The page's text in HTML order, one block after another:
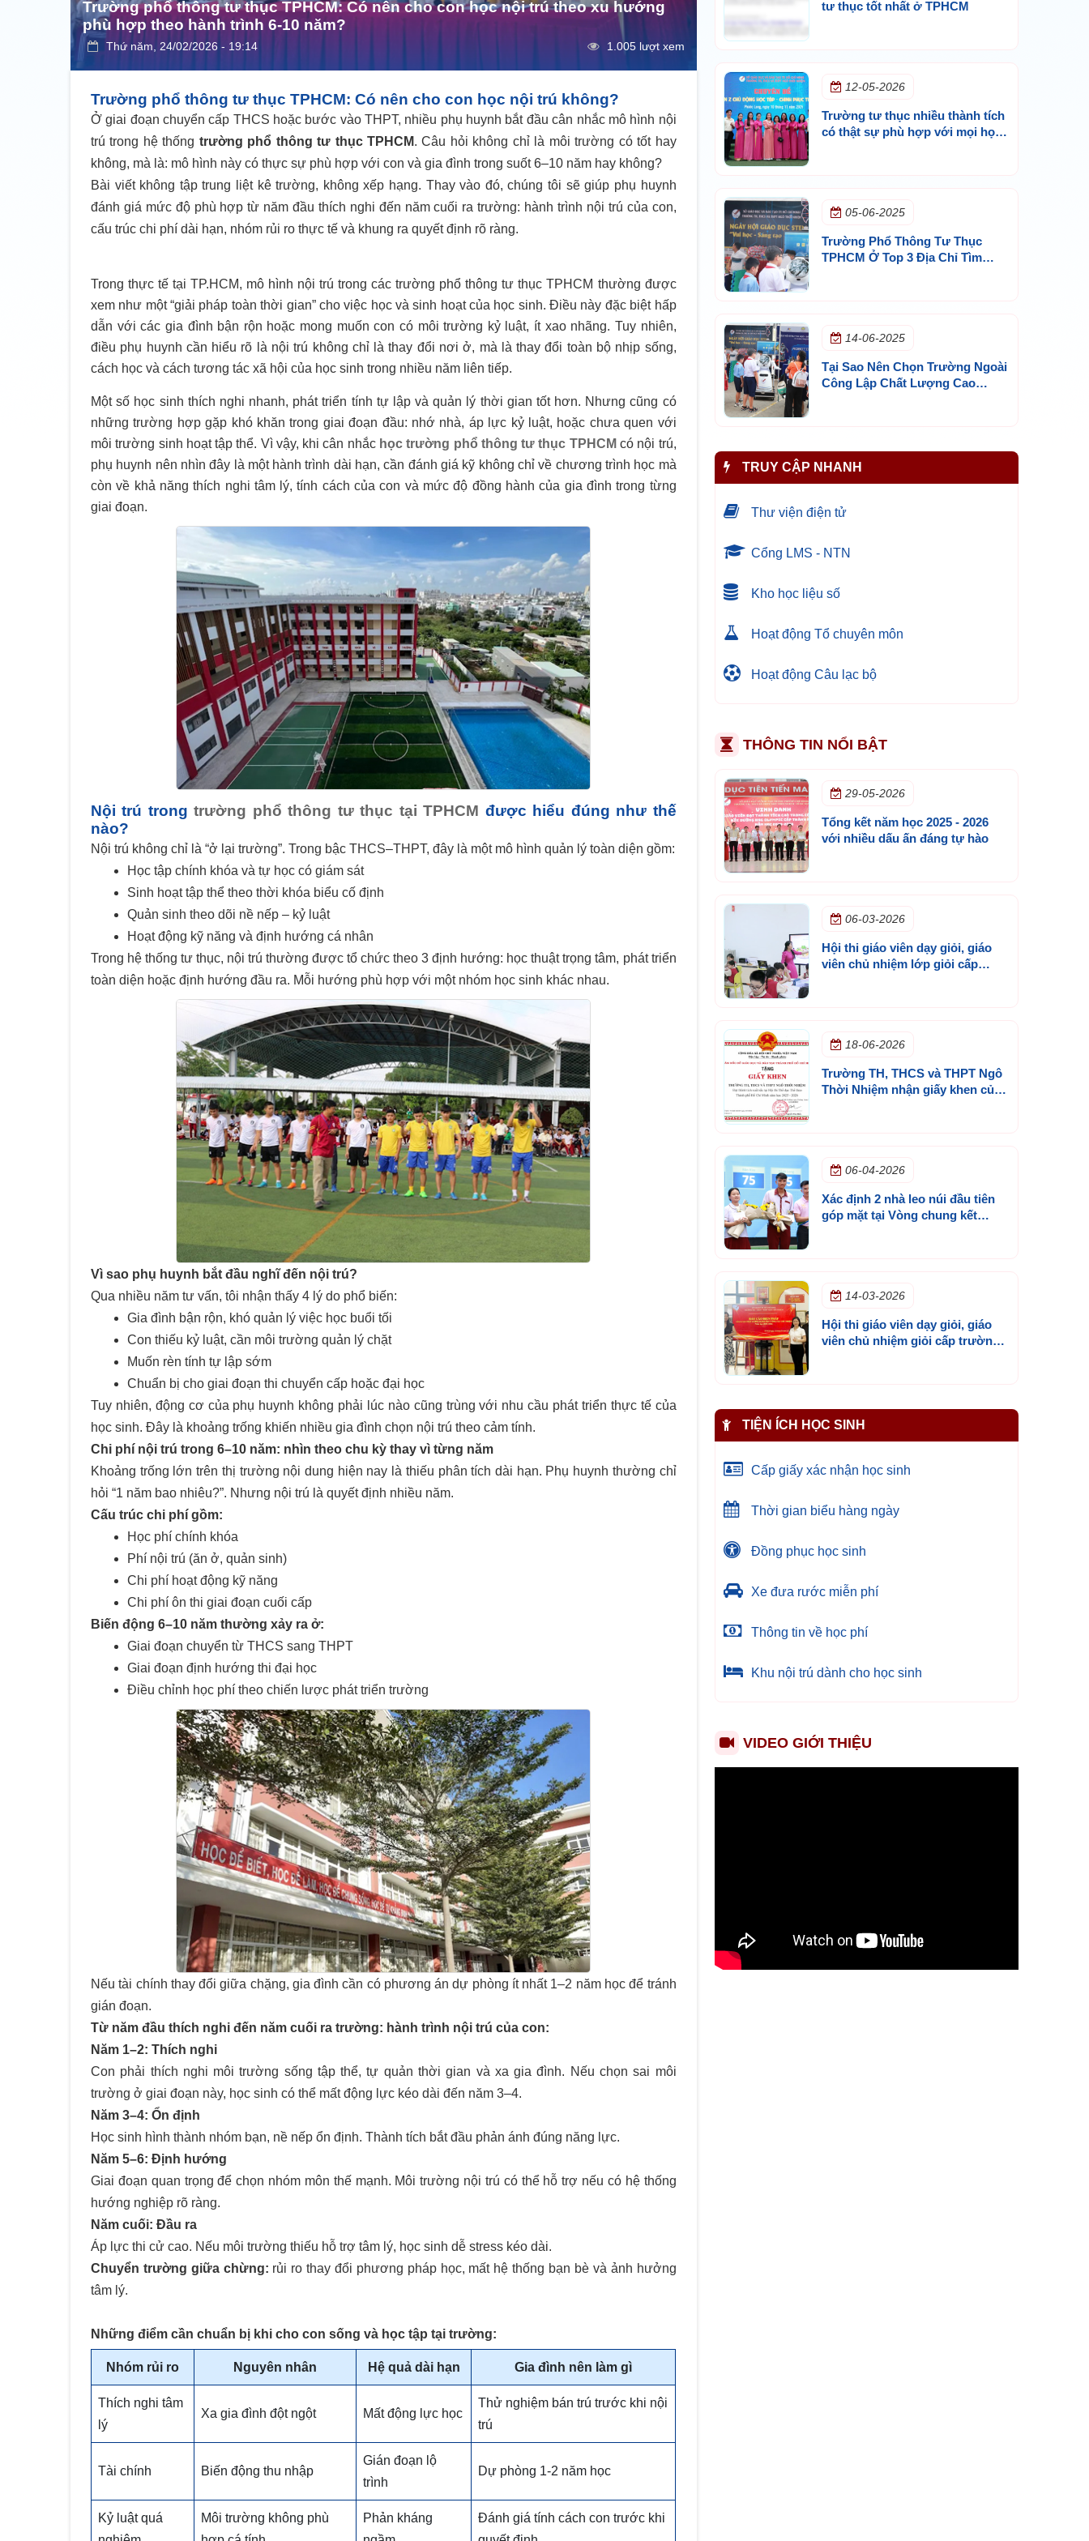
Trường phổ thông tư thục TPHCM: Có nên cho con học nội trú theo xu hướng
phù hợp theo hành trình 6-10 năm?
Thứ năm, 24/02/2026 - 19:14 1.005 lượt xem
Trường phổ thông tư thục TPHCM: Có nên cho con học nội trú không?
Ở giai đoạn chuyển cấp THCS hoặc bước vào THPT, nhiều phụ huynh bắt đầu cân nhắc mô hình nội
trú trong hệ thống trường phổ thông tư thục TPHCM. Câu hỏi không chỉ là môi trường có tốt hay
không, mà là: mô hình này có thực sự phù hợp với con và gia đình trong suốt 6–10 năm hay không?
Bài viết không tập trung liệt kê trường, không xếp hạng. Thay vào đó, chúng tôi sẽ giúp phụ huynh
đánh giá mức độ phù hợp từ năm đầu thích nghi đến năm cuối ra trường: hành trình nội trú của con,
cấu trúc chi phí dài hạn, nhóm rủi ro thực tế và khung ra quyết định rõ ràng.
Trong thực tế tại TP.HCM, mô hình nội trú trong các trường phổ thông tư thục TPHCM thường được
xem như một “giải pháp toàn thời gian” cho việc học và sinh hoạt của học sinh. Điều này đặc biệt hấp
dẫn với các gia đình bận rộn hoặc mong muốn con có môi trường kỷ luật, ít xao nhãng. Tuy nhiên,
điều phụ huynh cần hiểu rõ là nội trú không chỉ là thay đổi nơi ở, mà là thay đổi toàn bộ nhịp sống,
cách học và cách tương tác xã hội của học sinh trong nhiều năm liên tiếp.
Một số học sinh thích nghi nhanh, phát triển tính tự lập và quản lý thời gian tốt hơn. Nhưng cũng có
những trường hợp gặp khó khăn trong giai đoạn đầu: nhớ nhà, áp lực kỷ luật, hoặc chưa quen với
môi trường sinh hoạt tập thể. Vì vậy, khi cân nhắc học trường phổ thông tư thục TPHCM có nội trú,
phụ huynh nên nhìn đây là một hành trình dài hạn, cần đánh giá kỹ không chỉ về chương trình học mà
còn về khả năng thích nghi tâm lý, tính cách của con và mức độ đồng hành của gia đình trong từng
giai đoạn.
Nội trú trongtrường phổ thông tư thục tại TPHCM được hiểu đúng như thế
nào?
Nội trú không chỉ là “ở lại trường”. Trong bậc THCS–THPT, đây là một mô hình quản lý toàn diện gồm:
Học tập chính khóa và tự học có giám sát
Sinh hoạt tập thể theo thời khóa biểu cố định
Quản sinh theo dõi nề nếp – kỷ luật
Hoạt động kỹ năng và định hướng cá nhân
Trong hệ thống tư thục, nội trú thường được tổ chức theo 3 định hướng: học thuật trọng tâm, phát triển
toàn diện hoặc định hướng đầu ra. Mỗi hướng phù hợp với một nhóm học sinh khác nhau.
Vì sao phụ huynh bắt đầu nghĩ đến nội trú?
Qua nhiều năm tư vấn, tôi nhận thấy 4 lý do phổ biến:
Gia đình bận rộn, khó quản lý việc học buổi tối
Con thiếu kỷ luật, cần môi trường quản lý chặt
Muốn rèn tính tự lập sớm
Chuẩn bị cho giai đoạn thi chuyển cấp hoặc đại học
Tuy nhiên, động cơ của phụ huynh không phải lúc nào cũng trùng với nhu cầu phát triển thực tế của
học sinh. Đây là khoảng trống khiến nhiều gia đình chọn nội trú theo cảm tính.
Chi phí nội trú trong 6–10 năm: nhìn theo chu kỳ thay vì từng năm
Khoảng trống lớn trên thị trường nội dung hiện nay là thiếu phân tích dài hạn. Phụ huynh thường chỉ
hỏi “1 năm bao nhiêu?”. Nhưng nội trú là quyết định nhiều năm.
Cấu trúc chi phí gồm:
Học phí chính khóa
Phí nội trú (ăn ở, quản sinh)
Chi phí hoạt động kỹ năng
Chi phí ôn thi giai đoạn cuối cấp
Biến động 6–10 năm thường xảy ra ở:
Giai đoạn chuyển từ THCS sang THPT
Giai đoạn định hướng thi đại học
Điều chỉnh học phí theo chiến lược phát triển trường
Nếu tài chính thay đổi giữa chặng, gia đình cần có phương án dự phòng ít nhất 1–2 năm học để tránh
gián đoạn.
Từ năm đầu thích nghi đến năm cuối ra trường: hành trình nội trú của con:
Năm 1–2: Thích nghi
Con phải thích nghi môi trường sống tập thể, tự quản thời gian và xa gia đình. Nếu chọn sai môi
trường ở giai đoạn này, học sinh có thể mất động lực kéo dài đến năm 3–4.
Năm 3–4: Ổn định
Học sinh hình thành nhóm bạn, nề nếp ổn định. Thành tích bắt đầu phản ánh đúng năng lực.
Năm 5–6: Định hướng
Giai đoạn quan trọng để chọn nhóm môn thế mạnh. Môi trường nội trú có thể hỗ trợ nếu có hệ thống
hướng nghiệp rõ ràng.
Năm cuối: Đầu ra
Áp lực thi cử cao. Nếu môi trường thiếu hỗ trợ tâm lý, học sinh dễ stress kéo dài.
Chuyển trường giữa chừng: rủi ro thay đổi phương pháp học, mất hệ thống bạn bè và ảnh hưởng
tâm lý.
Những điểm cần chuẩn bị khi cho con sống và học tập tại trường:
Nhóm rủi ro Nguyên nhân Hệ quả dài hạn Gia đình nên làm gì
Thích nghi tâm
lý
Xa gia đình đột ngột Mất động lực học
Thử nghiệm bán trú trước khi nội
trú
Tài chính Biến động thu nhập
Gián đoạn lộ
trình
Dự phòng 1-2 năm học
Kỷ luật quá
Môi trường không phù
Phản kháng
Đánh giá tính cách con trước khi
tư thục tốt nhất ở TPHCM
12-05-2026
Trường tư thục nhiều thành tích
có thật sự phù hợp với mọi học
05-06-2025
Trường Phổ Thông Tư Thục
TPHCM Ở Top 3 Địa Chỉ Tìm
14-06-2025
Tại Sao Nên Chọn Trường Ngoài
Công Lập Chất Lượng Cao
TRUY CẬP NHANH
Thư viện điện tử
Cổng LMS - NTN
Kho học liệu số
Hoạt động Tổ chuyên môn
Hoạt động Câu lạc bộ
THÔNG TIN NỔI BẬT
29-05-2026
Tổng kết năm học 2025 - 2026
với nhiều dấu ấn đáng tự hào
06-03-2026
Hội thi giáo viên dạy giỏi, giáo
viên chủ nhiệm lớp giỏi cấp
18-06-2026
Trường TH, THCS và THPT Ngô
Thời Nhiệm nhận giấy khen của
06-04-2026
Xác định 2 nhà leo núi đầu tiên
góp mặt tại Vòng chung kết
14-03-2026
Hội thi giáo viên dạy giỏi, giáo
viên chủ nhiệm giỏi cấp trường
TIỆN ÍCH HỌC SINH
Cấp giấy xác nhận học sinh
Thời gian biểu hàng ngày
Đồng phục học sinh
Xe đưa rước miễn phí
Thông tin về học phí
Khu nội trú dành cho học sinh
VIDEO GIỚI THIỆU